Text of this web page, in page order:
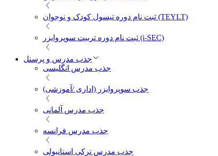
ثبت نام دوره تیسول کودک و نوجوان (TEYLT)
ثبت نام دوره تربیت سوپروایزر (i-SEC)
جذب مدرس و پرسنل
جذب مدرس انگلیسی
جذب سوپروایزر (اداری /آموزشی)
جذب مدرس آلمانی
جذب مدرس فرانسه
جذب مدرس ترکی استانبولی